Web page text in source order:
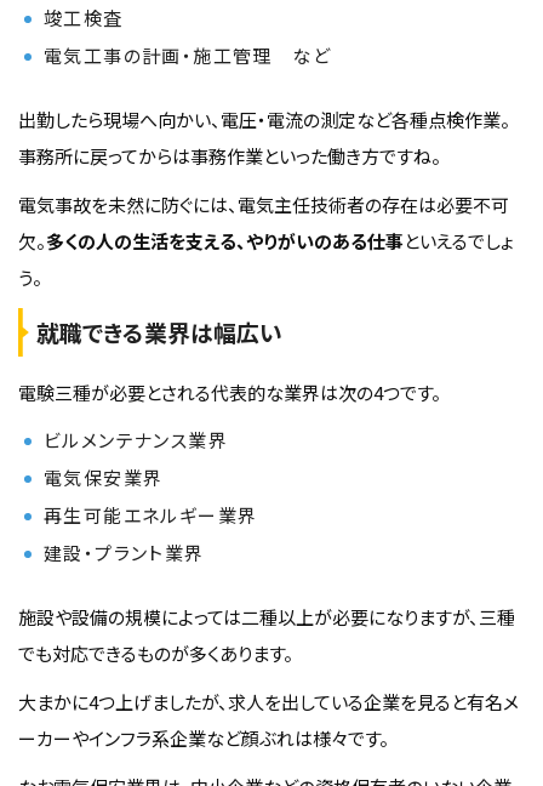
竣工検査
電気工事の計画・施工管理 など
出勤したら現場へ向かい、電圧・電流の測定など各種点検作業。
事務所に戻ってからは事務作業といった働き方ですね。
電気事故を未然に防ぐには、電気主任技術者の存在は必要不可
欠。多くの人の生活を支える、やりがいのある仕事といえるでしょ
う。
就職できる業界は幅広い
電験三種が必要とされる代表的な業界は次の4つです。
ビルメンテナンス業界
電気保安業界
再生可能エネルギー業界
建設・プラント業界
施設や設備の規模によっては二種以上が必要になりますが、三種
でも対応できるものが多くあります。
大まかに4つ上げましたが、求人を出している企業を見ると有名メ
ーカーやインフラ系企業など顔ぶれは様々です。